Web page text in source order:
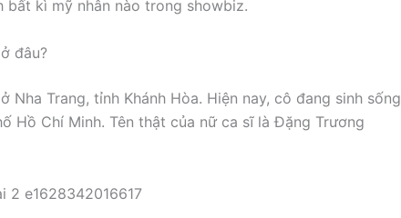
bất kì mỹ nhân nào trong showbiz.
đâu?
Nha Trang, tỉnh Khánh Hòa. Hiện nay, cô đang sinh sống
Hồ Chí Minh. Tên thật của nữ ca sĩ là Đặng Trương